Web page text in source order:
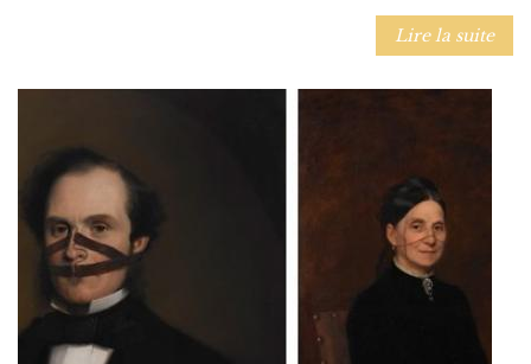
Lire la suite